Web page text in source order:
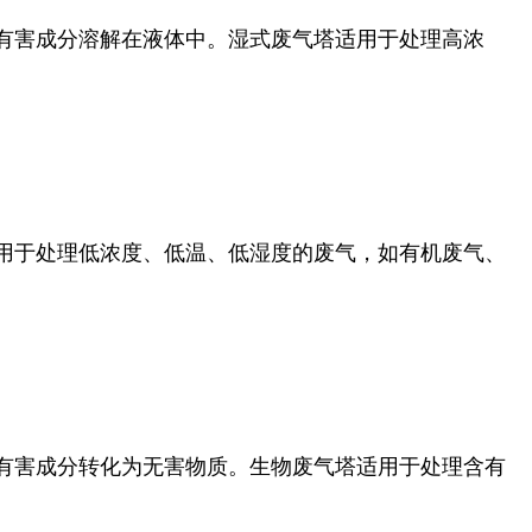
成分溶解在液体中。湿式废气塔适用于处理高浓
处理低浓度、低温、低湿度的废气，如有机废气、
成分转化为无害物质。生物废气塔适用于处理含有